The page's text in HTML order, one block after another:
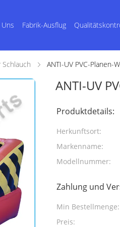
Fabrik-Ausflug
ANTI-UV PVC-Planen-
ANTI-UV
Produktdetails:
Herkunftsort:
Markenname:
Modellnummer:
Zahlung und
Min Bestellmenge:
Preis: